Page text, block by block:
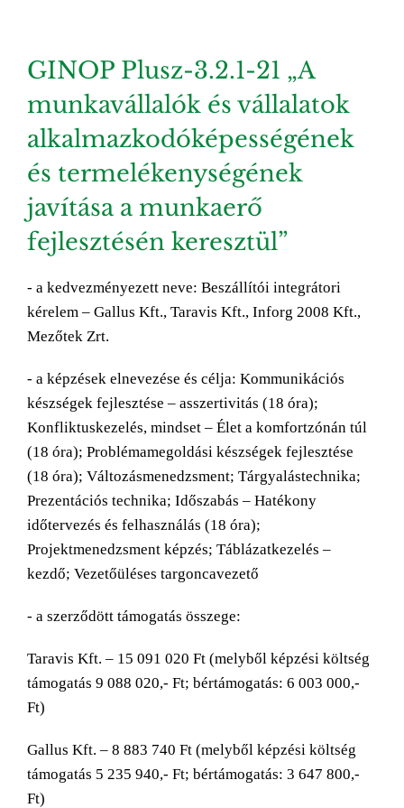
GINOP Plusz-3.2.1-21 „A
munkavállalók és vállalatok
alkalmazkodóképességének
és termelékenységének
javítása a munkaerő
fejlesztésén keresztül”
- a kedvezményezett neve: Beszállítói integrátori
kérelem – Gallus Kft., Taravis Kft., Inforg 2008 Kft.,
Mezőtek Zrt.
- a képzések elnevezése és célja: Kommunikációs
készségek fejlesztése – asszertivitás (18 óra);
Konfliktuskezelés, mindset – Élet a komfortzónán túl
(18 óra); Problémamegoldási készségek fejlesztése
(18 óra); Változásmenedzsment; Tárgyalástechnika;
Prezentációs technika; Időszabás – Hatékony
időtervezés és felhasználás (18 óra);
Projektmenedzsment képzés; Táblázatkezelés –
kezdő; Vezetőüléses targoncavezető
- a szerződött támogatás összege:
Taravis Kft. – 15 091 020 Ft (melyből képzési költség
támogatás 9 088 020,- Ft; bértámogatás: 6 003 000,-
Ft)
Gallus Kft. – 8 883 740 Ft (melyből képzési költség
támogatás 5 235 940,- Ft; bértámogatás: 3 647 800,-
Ft)